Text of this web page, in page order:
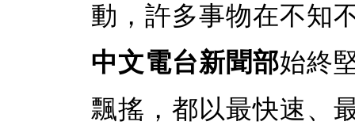
動，許多事物在不知
中文電台新聞部始終
飄搖，都以最快速、